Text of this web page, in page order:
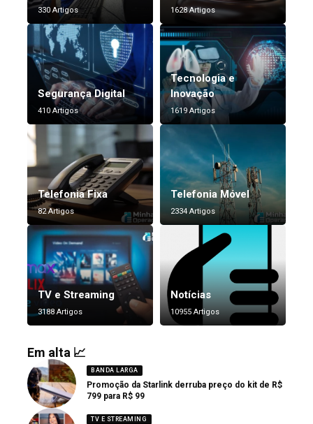
330 Artigos 1628 Artigos
Segurança Digital
410 Artigos
Tecnologia e
Inovação
1619 Artigos
Telefonia Fixa
82 Artigos
Telefonia Móvel
2334 Artigos
TV e Streaming
3188 Artigos
Notícias
10955 Artigos
Em alta 📈
BANDA LARGA
Promoção da Starlink derruba preço do kit de R$
799 para R$ 99
TV E STREAMING